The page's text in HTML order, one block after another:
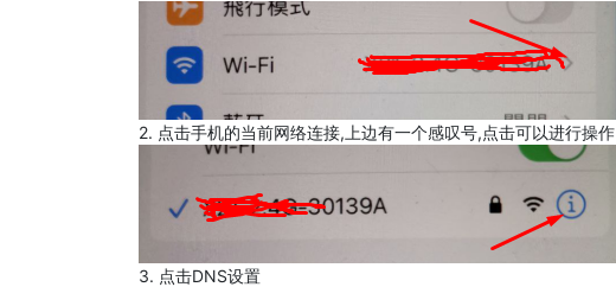
2. 点击手机的当前网络连接,上边有一个感叹号,点击可以进行操作
3. 点击DNS设置